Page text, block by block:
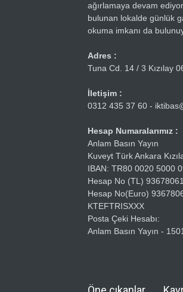
ağırlamaya devam
bulunan lokalde günlük
okuma imkanı da
Adres :
Tuna Cd. 14 / 3 Kızılay
İletişim :
0312 435 37 60 -
Hesap Numaralarımız :
Anlam Basın Yayın
Kuveyt Türk Ankara
IBAN: TR80 0020 5000
Hesap No (TL)
Hesap No(Euro)
KTEFTRISXXX
Posta Çeki Hesabı:
Anlam Basın Yayın -